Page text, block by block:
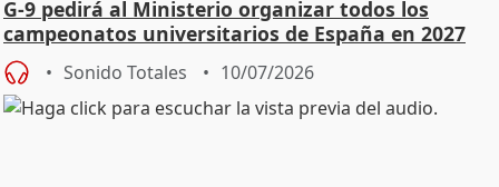
G-9 pedirá al Ministerio organizar todos los
campeonatos universitarios de España en 2027
Sonido Totales 10/07/2026